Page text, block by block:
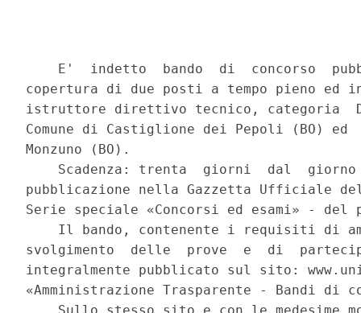
E'  indetto  bando  di  concorso
copertura di due posti a tempo pieno
istruttore direttivo tecnico, categoria
Comune di Castiglione dei Pepoli (BO)
Monzuno (BO).
Scadenza: trenta  giorni  dal
pubblicazione nella Gazzetta Ufficiale
Serie speciale «Concorsi ed esami» -
Il bando, contenente i requisiti di
svolgimento  delle  prove  e  di
integralmente pubblicato sul sito:
«Amministrazione Trasparente - Bandi di